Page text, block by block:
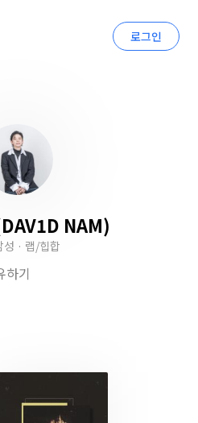
로그인
NAM)
· 랩/힙합
하기